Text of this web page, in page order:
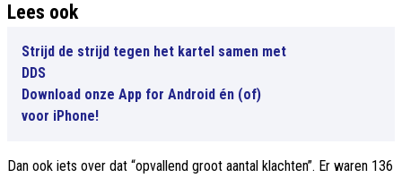
Lees ook
Strijd de strijd tegen het kartel samen met
DDS
Download onze App for Android én (of)
voor iPhone!
Dan ook iets over dat “opvallend groot aantal klachten”. Er waren 136